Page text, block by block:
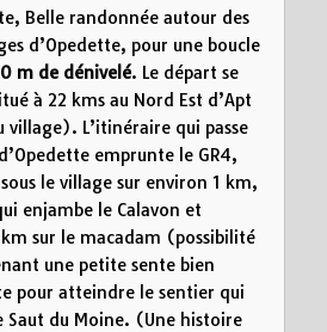
Belle randonnée autour des
d’Opedette, pour une boucle
m de dénivelé. Le départ se
à 22 kms au Nord Est d’Apt
village). L’itinéraire qui passe
emprunte le GR4,
le village sur environ 1 km,
enjambe le Calavon et
sur le macadam (possibilité
une petite sente bien
pour atteindre le sentier qui
Saut du Moine. (Une histoire